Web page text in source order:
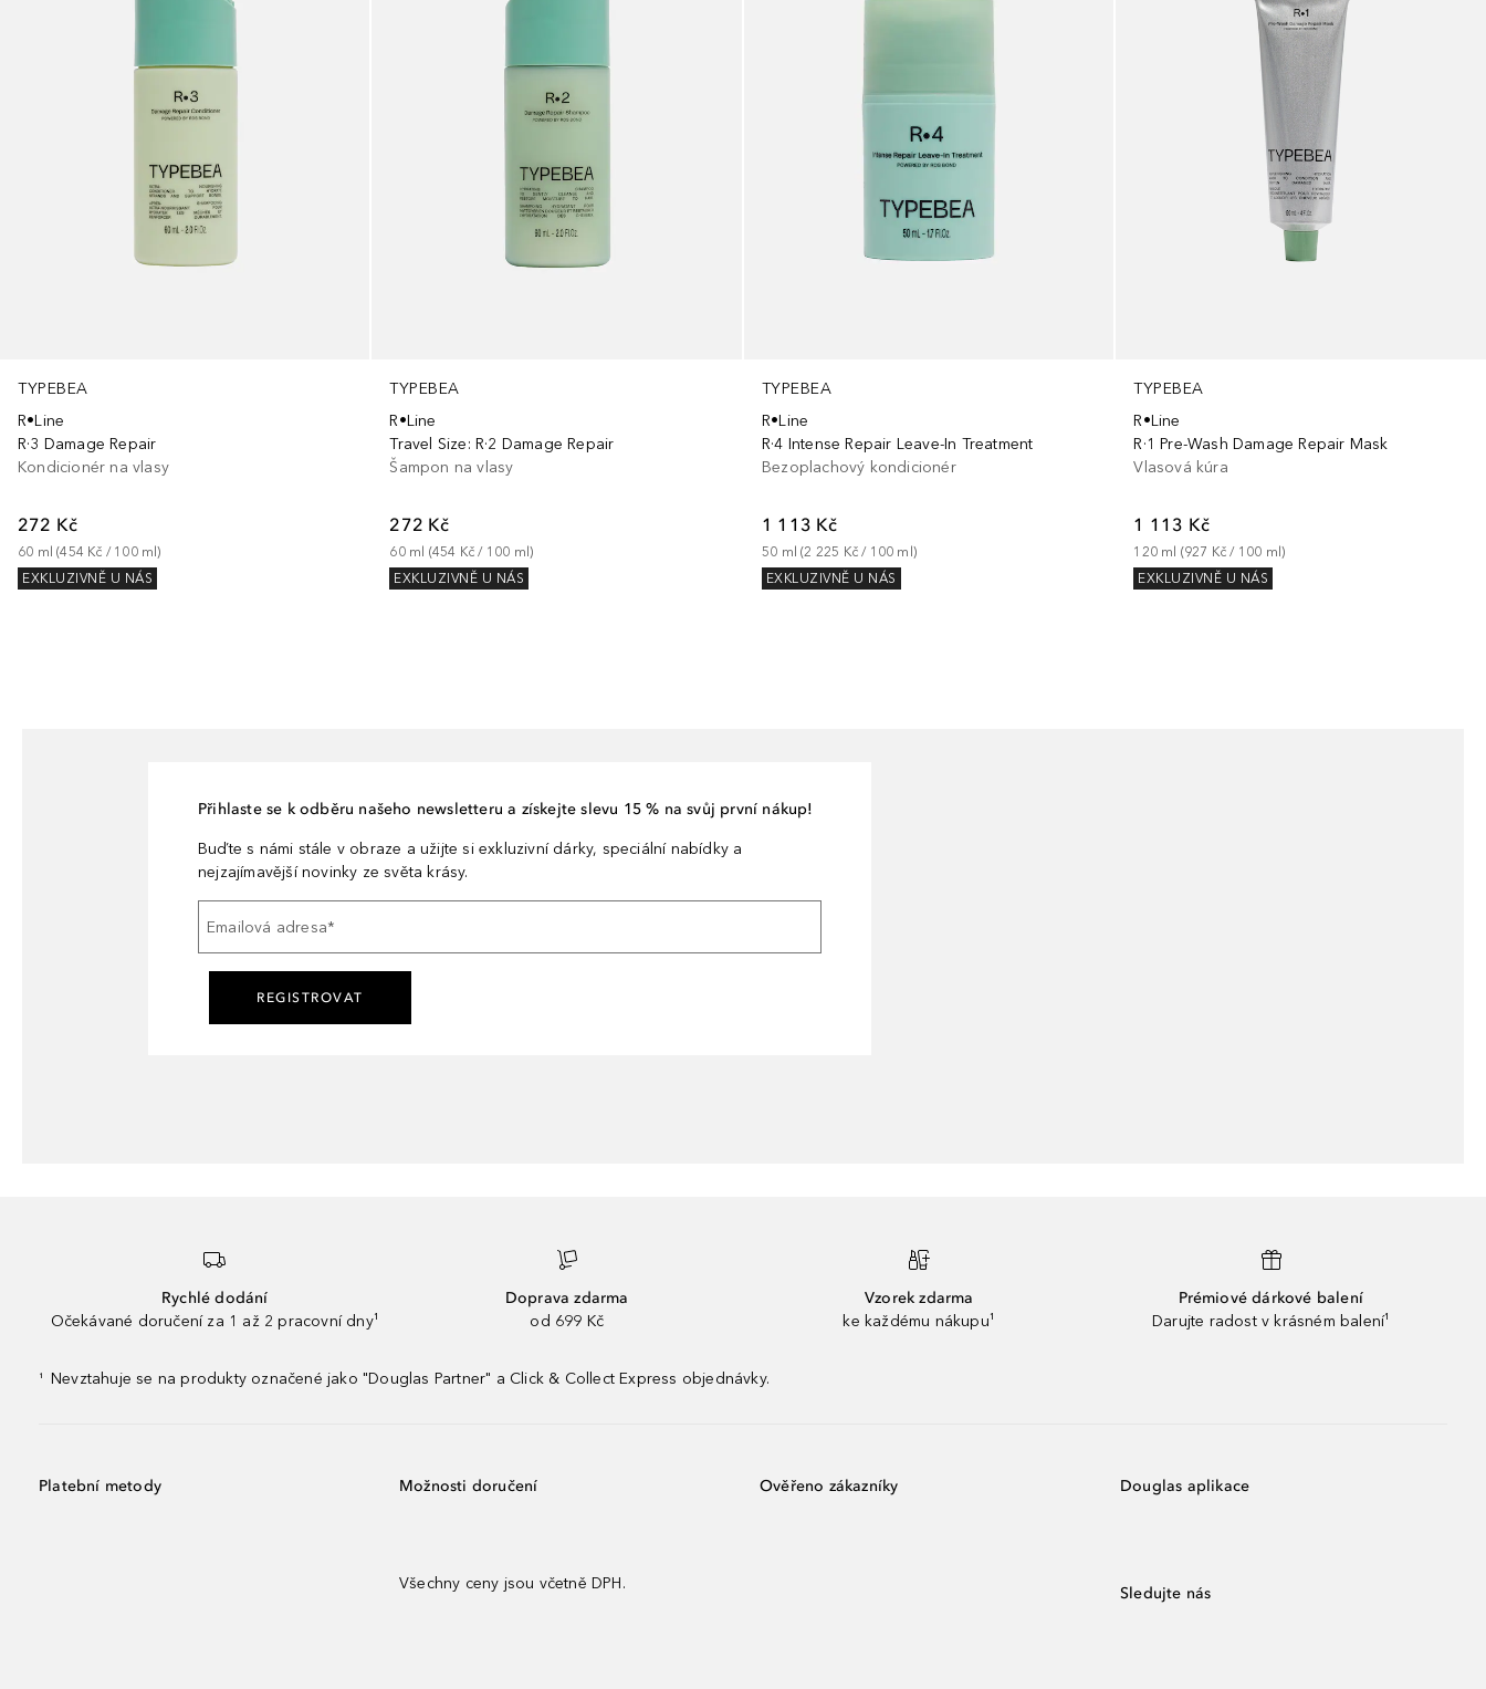
TYPEBEA
R•Line
R·3 Damage Repair
Kondicionér na vlasy
272 Kč
60 ml (454 Kč / 100 ml)
EXKLUZIVNĚ U NÁS
TYPEBEA
R•Line
Travel Size: R·2 Damage Repair
Šampon na vlasy
272 Kč
60 ml (454 Kč / 100 ml )
EXKLUZIVNĚ U NÁS
TYPEBEA
R•Line
R·4 Intense Repair Leave-In Treatment
Bezoplachový kondicionér
1 113 Kč
50 ml (2 225 Kč / 100 ml )
EXKLUZIVNĚ U NÁS
TYPEBEA
R•Line
R·1 Pre-Wash Damage Repair Mask
Vlasová kúra
1 113 Kč
120 ml (927 Kč / 100 ml)
EXKLUZIVNĚ U NÁS
Přihlaste se k odběru našeho newsletteru a získejte slevu 15 % na svůj první nákup!
Buďte s námi stále v obraze a užijte si exkluzivní dárky, speciální nabídky a
nejzajímavější novinky ze světa krásy.
Emailová adresa*
REGISTROVAT
Rychlé dodání
Očekávané doručení za 1 až 2 pracovní dny¹
Doprava zdarma
od 699 Kč
Vzorek zdarma
ke každému nákupu¹
Prémiové dárkové balení
Darujte radost v krásném balení¹
¹ Nevztahuje se na produkty označené jako "Douglas Partner" a Click & Collect Express objednávky.
Platební metody Možnosti doručení
Všechny ceny jsou včetně DPH.
Ověřeno zákazníky Douglas aplikace
Sledujte nás